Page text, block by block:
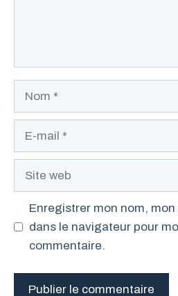
Site
Enregistrer mon nom,
dans le navigateur pour
commentaire.